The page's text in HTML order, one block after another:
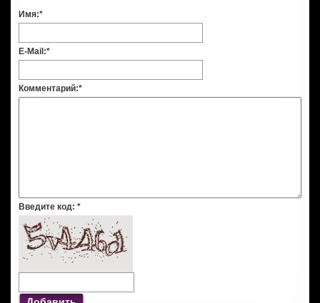
Имя:*
E-Mail:*
Комментарий:*
Введите код: *